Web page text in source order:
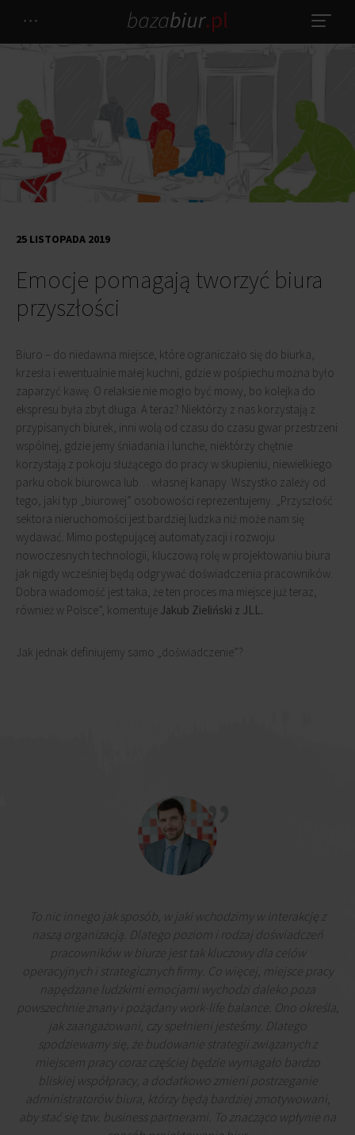
Emocje pomagają tworzyć biura
przyszłości
25 LISTOPADA 2019
Biuro – do niedawna miejsce, które ograniczało się do biurka,
krzesła i ewentualnie małej kuchni, gdzie w pośpiechu można było
zaparzyć kawę. O relaksie nie mogło być mowy, bo kolejka do
ekspresu była zbyt długa. A teraz? Niektórzy z nas korzystają z
przypisanych biurek, inni wolą od czasu do czasu gwar przestrzeni
wspólnej, gdzie jemy śniadania i lunche, niektórzy chętnie
korzystają z pokoju służącego do pracy w skupieniu, niewielkiego
parku obok biurowca lub… własnej kanapy. Wszystko zależy od
tego, jaki typ „biurowej” osobowości reprezentujemy. „Przyszłość
sektora nieruchomości jest bardziej ludzka niż może nam się
wydawać. Mimo postępującej automatyzacji i rozwoju
nowoczesnych technologii, kluczową rolę w projektowaniu biura
jak nigdy wcześniej będą odgrywać doświadczenia pracowników.
Dobra wiadomość jest taka, że ten proces ma miejsce już teraz,
również w Polsce”, komentuje Jakub Zieliński z JLL.
Jak jednak definiujemy samo „doświadczenie”?
To nic innego jak sposób, w jaki wchodzimy w interakcję z
naszą organizacją. Dlatego poziom i rodzaj doświadczeń
pracowników w biurze jest tak kluczowy dla celów
operacyjnych i strategicznych firmy. Co więcej, miejsce pracy
napędzane ludzkimi emocjami wychodzi daleko poza
powszechnie znany i pożądany work-life balance. Ono określa,
jak zaangażowani, czy spełnieni jesteśmy. Dlatego
spodziewamy się, że budowanie strategii związanych z
miejscem pracy coraz częściej będzie wymagało bardzo
bliskiej współpracy, a dodatkowo zmieni postrzeganie
administratorów biura, którzy będą bardziej zmotywowani,
aby stać się tzw. business partnerami. To znacząco wpłynie na